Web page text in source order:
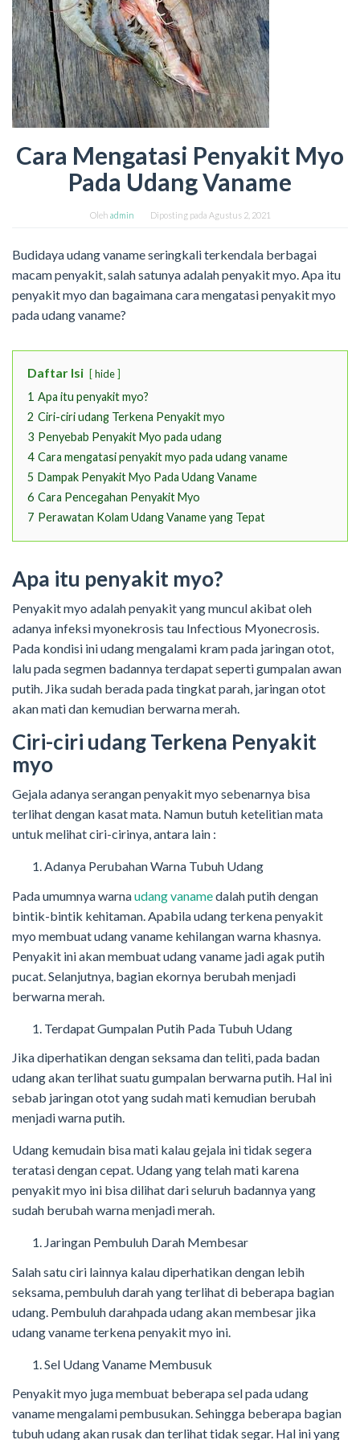
Cara Mengatasi Penyakit Myo
Pada Udang Vaname
Oleh admin Diposting pada Agustus 2, 2021
Budidaya udang vaname seringkali terkendala berbagai
macam penyakit, salah satunya adalah penyakit myo. Apa itu
penyakit myo dan bagaimana cara mengatasi penyakit myo
pada udang vaname?
Daftar Isi hide
1 Apa itu penyakit myo?
2 Ciri-ciri udang Terkena Penyakit myo
3 Penyebab Penyakit Myo pada udang
4 Cara mengatasi penyakit myo pada udang vaname
5 Dampak Penyakit Myo Pada Udang Vaname
6 Cara Pencegahan Penyakit Myo
7 Perawatan Kolam Udang Vaname yang Tepat
Apa itu penyakit myo?
Penyakit myo adalah penyakit yang muncul akibat oleh
adanya infeksi myonekrosis tau Infectious Myonecrosis.
Pada kondisi ini udang mengalami kram pada jaringan otot,
lalu pada segmen badannya terdapat seperti gumpalan awan
putih. Jika sudah berada pada tingkat parah, jaringan otot
akan mati dan kemudian berwarna merah.
Ciri-ciri udang Terkena Penyakit
myo
Gejala adanya serangan penyakit myo sebenarnya bisa
terlihat dengan kasat mata. Namun butuh ketelitian mata
untuk melihat ciri-cirinya, antara lain :
Adanya Perubahan Warna Tubuh Udang
Pada umumnya warnaudang vanamedalah putih dengan
bintik-bintik kehitaman. Apabila udang terkena penyakit
myo membuat udang vaname kehilangan warna khasnya.
Penyakit ini akan membuat udang vaname jadi agak putih
pucat. Selanjutnya, bagian ekornya berubah menjadi
berwarna merah.
Terdapat Gumpalan Putih Pada Tubuh Udang
Jika diperhatikan dengan seksama dan teliti, pada badan
udang akan terlihat suatu gumpalan berwarna putih. Hal ini
sebab jaringan otot yang sudah mati kemudian berubah
menjadi warna putih.
Udang kemudain bisa mati kalau gejala ini tidak segera
teratasi dengan cepat. Udang yang telah mati karena
penyakit myo ini bisa dilihat dari seluruh badannya yang
sudah berubah warna menjadi merah.
Jaringan Pembuluh Darah Membesar
Salah satu ciri lainnya kalau diperhatikan dengan lebih
seksama, pembuluh darah yang terlihat di beberapa bagian
udang. Pembuluh darahpada udang akan membesar jika
udang vaname terkena penyakit myo ini.
Sel Udang Vaname Membusuk
Penyakit myo juga membuat beberapa sel pada udang
vaname mengalami pembusukan. Sehingga beberapa bagian
tubuh udang akan rusak dan terlihat tidak segar. Hal ini yang